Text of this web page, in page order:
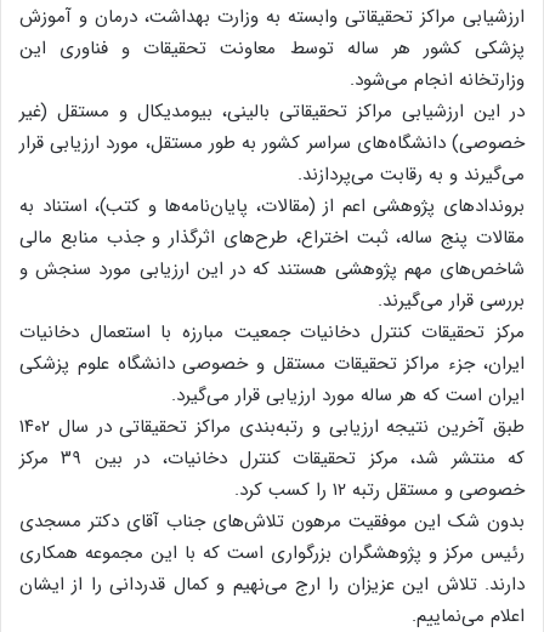
ارزشیابی مراکز تحقیقاتی وابسته به وزارت بهداشت، درمان و آموزش
پزشکی کشور هر ساله توسط معاونت تحقیقات و فناوری این
وزارتخانه انجام می‌شود.
در این ارزشیابی مراکز تحقیقاتی بالینی، بیومدیکال و مستقل (غیر
خصوصی) دانشگاه‌های سراسر کشور به طور مستقل، مورد ارزیابی قرار
می‌گیرند و به رقابت می‌پردازند.
بروندادهای پژوهشی اعم از (مقالات، پایان‌نامه‌ها و کتب)، استناد به
مقالات پنج ساله، ثبت اختراع، طرح‌های اثرگذار و جذب منابع مالی
شاخص‌های مهم پژوهشی هستند که در این ارزیابی مورد سنجش و
بررسی قرار می‌گیرند.
مرکز تحقیقات کنترل دخانیات جمعیت مبارزه با استعمال دخانیات
ایران، جزء مراکز تحقیقات مستقل و خصوصی دانشگاه علوم پزشکی
ایران است که هر ساله مورد ارزیابی قرار می‌گیرد.
طبق آخرین نتیجه ارزیابی و رتبه‌بندی مراکز تحقیقاتی در سال ۱۴۰۲
که منتشر شد، مرکز تحقیقات کنترل دخانیات، در بین ۳۹ مرکز
خصوصی و مستقل رتبه ۱۲ را کسب کرد.
بدون شک این موفقیت مرهون تلاش‌های جناب آقای دکتر مسجدی
رئیس مرکز و پژوهشگران بزرگواری است که با این مجموعه همکاری
دارند. تلاش این عزیزان را ارج می‌نهیم و کمال قدردانی را از ایشان
اعلام می‌نماییم.